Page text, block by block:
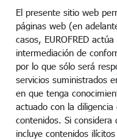
El presente sitio web
páginas web (en
casos, EUROFRED
intermediación de
por lo que sólo será
servicios suministrados
en que tenga
actuado con la
contenidos. Si considera
incluye contenidos